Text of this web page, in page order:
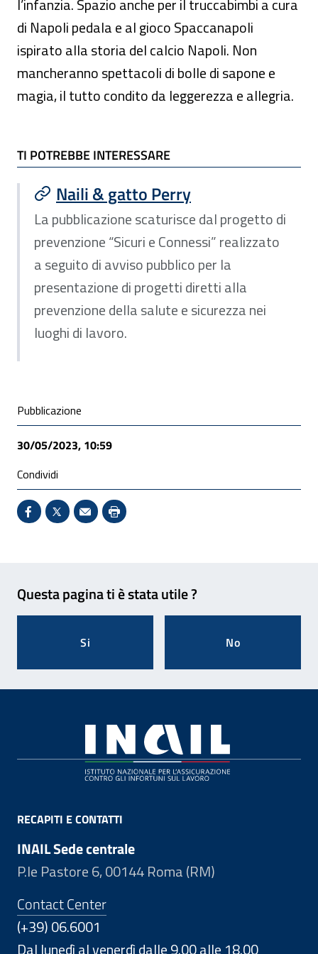
l’infanzia. Spazio anche per il truccabimbi a cura
di Napoli pedala e al gioco Spaccanapoli
ispirato alla storia del calcio Napoli. Non
mancheranno spettacoli di bolle di sapone e
magia, il tutto condito da leggerezza e allegria.
TI POTREBBE INTERESSARE
TI POTREBBE INTERESSARE
Naili & gatto Perry
La pubblicazione scaturisce dal progetto di
prevenzione “Sicuri e Connessi” realizzato
a seguito di avviso pubblico per la
presentazione di progetti diretti alla
prevenzione della salute e sicurezza nei
luoghi di lavoro.
Condivisione social
Pubblicazione
30/05/2023, 10:59
Condividi
Condividi su Facebook - Sito esterno - Apertura in
X - Sito esterno - Apertura in nuova finestra
Invio Mail: apre il programma di posta
Stampa pagina: scelta meno
Questa pagina ti è stata utile ?
Si No
RECAPITI E CONTATTI
INAIL Sede centrale
P.le Pastore 6, 00144 Roma (RM)
Contact Center
(+39) 06.6001